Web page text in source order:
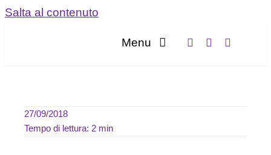
Salta al contenuto
Menu
27/09/2018
Tempo di lettura: 2 min